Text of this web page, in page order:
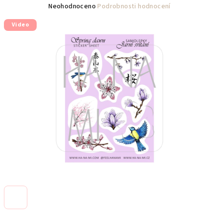
Průměrné
hvězdiček.
Neohodnoceno Podrobnosti hodnocení
Video